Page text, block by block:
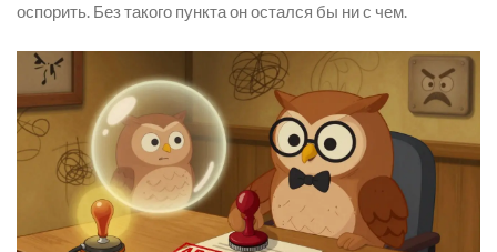
оспорить. Без такого пункта он остался бы ни с чем.